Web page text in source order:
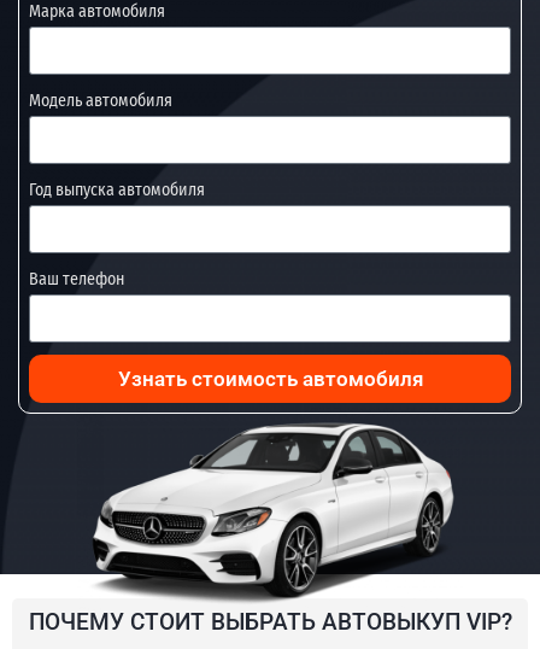
Марка автомобиля
Модель автомобиля
Год выпуска автомобиля
Ваш телефон
Узнать стоимость автомобиля
ПОЧЕМУ СТОИТ ВЫБРАТЬ АВТОВЫКУП VIP?